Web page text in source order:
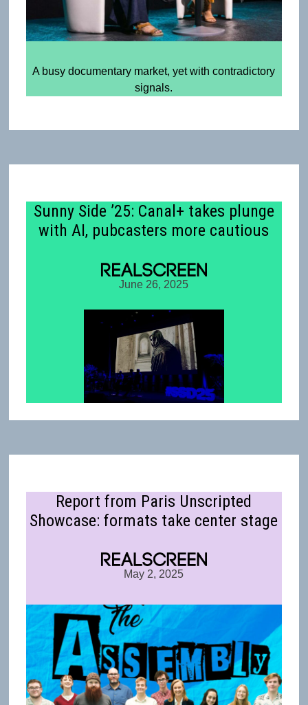
A busy documentary market, yet with contradictory
signals.
Sunny Side ’25: Canal+ takes plunge
with AI, pubcasters more cautious
June 26, 2025
Report from Paris Unscripted
Showcase: formats take center stage
May 2, 2025